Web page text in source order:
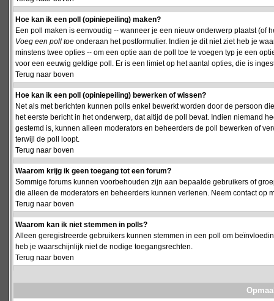
Hoe kan ik een poll (opiniepeiling) maken?
Een poll maken is eenvoudig -- wanneer je een nieuw onderwerp plaatst (of
Voeg een poll toe onderaan het postformulier. Indien je dit niet ziet heb je
minstens twee opties -- om een optie aan de poll toe te voegen typ je een
voor een eeuwig geldige poll. Er is een limiet op het aantal opties, die is
Terug naar boven
Hoe kan ik een poll (opiniepeiling) bewerken of wissen?
Net als met berichten kunnen polls enkel bewerkt worden door de persoon
het eerste bericht in het onderwerp, dat altijd de poll bevat. Indien niemand
gestemd is, kunnen alleen moderators en beheerders de poll bewerken of
terwijl de poll loopt.
Terug naar boven
Waarom krijg ik geen toegang tot een forum?
Sommige forums kunnen voorbehouden zijn aan bepaalde gebruikers of
die alleen de moderators en beheerders kunnen verlenen. Neem contact op
Terug naar boven
Waarom kan ik niet stemmen in polls?
Alleen geregistreerde gebruikers kunnen stemmen in een poll om
heb je waarschijnlijk niet de nodige toegangsrechten.
Terug naar boven